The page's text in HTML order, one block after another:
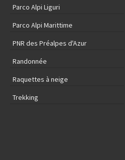
Parco Alpi Liguri
Parco Alpi Marittime
PNR des Préalpes d'Azur
Randonnée
Raquettes à neige
Trekking